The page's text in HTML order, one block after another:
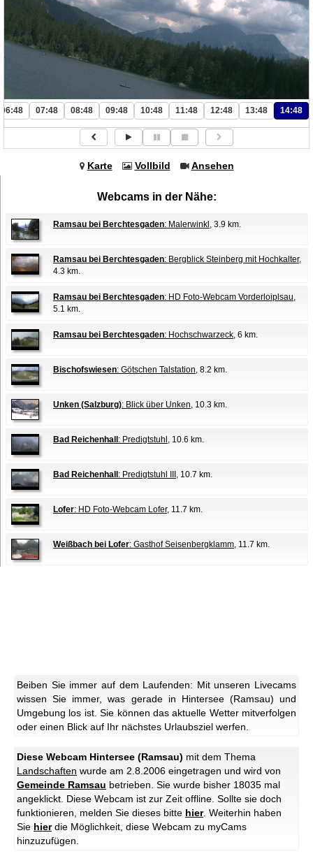
06:48 07:48 08:48 09:48 10:48 11:48 12:48 13:48 14:48
Karte Vollbild Ansehen
Webcams in der Nähe:
Ramsau bei Berchtesgaden: Malerwinkl , 3.9 km.
Ramsau bei Berchtesgaden: Bergblick Steinberg mit Hochkalter,
4.3 km.
Ramsau bei Berchtesgaden: HD Foto-Webcam Vorderloiplsau,
5.1 km.
Ramsau bei Berchtesgaden: Hochschwarzeck, 6 km.
Bischofswiesen: Götschen Talstation, 8.2 km.
Unken (Salzburg): Blick über Unken, 10.3 km.
Bad Reichenhall : Predigtstuhl , 10.6 km.
Bad Reichenhall : Predigtstuhl III , 10.7 km.
Lofer: HD Foto-Webcam Lofer, 11.7 km.
Weißbach bei Lofer: Gasthof Seisenbergklamm, 11.7 km.
Beiben Sie immer auf dem Laufenden: Mit unseren Livecams
wissen Sie immer, was gerade in Hintersee (Ramsau) und
Umgebung los ist. Sie können das aktuelle Wetter mitverfolgen
oder einen Blick auf Ihr nächstes Urlaubsziel werfen.
Diese Webcam Hintersee (Ramsau) mit dem Thema
Landschaften wurde am 2.8.2006 eingetragen und wird von
Gemeinde Ramsau betrieben. Sie wurde bisher 18035 mal
angeklickt. Diese Webcam ist zur Zeit offline. Sollte sie doch
funktionieren, melden Sie dieses bitte hier. Weiterhin haben
Sie hierdie Möglichkeit, diese Webcam zu myCams
hinzuzufügen.